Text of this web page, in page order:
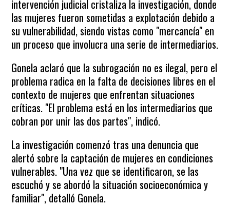
intervención judicial cristaliza la investigación, donde
las mujeres fueron sometidas a explotación debido a
su vulnerabilidad, siendo vistas como "mercancía" en
un proceso que involucra una serie de intermediarios.
Gonela aclaró que la subrogación no es ilegal, pero el
problema radica en la falta de decisiones libres en el
contexto de mujeres que enfrentan situaciones
críticas. "El problema está en los intermediarios que
cobran por unir las dos partes", indicó.
La investigación comenzó tras una denuncia que
alertó sobre la captación de mujeres en condiciones
vulnerables. "Una vez que se identificaron, se las
escuchó y se abordó la situación socioeconómica y
familiar", detalló Gonela.